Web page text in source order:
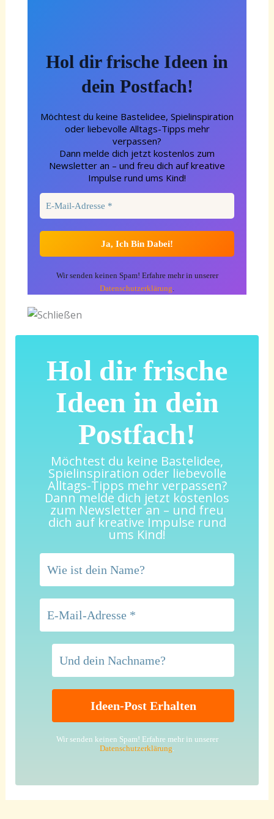
Hol dir frische Ideen in
dein Postfach!
Möchtest du keine Bastelidee, Spielinspiration
oder liebevolle Alltags-Tipps mehr
verpassen?
Dann melde dich jetzt kostenlos zum
Newsletter an – und freu dich auf kreative
Impulse rund ums Kind!
Wir senden keinen Spam! Erfahre mehr in unserer
Datenschutzerklärung.
Hol dir frische
Ideen in dein
Postfach!
Möchtest du keine Bastelidee,
Spielinspiration oder liebevolle
Alltags-Tipps mehr verpassen?
Dann melde dich jetzt kostenlos
zum Newsletter an – und freu
dich auf kreative Impulse rund
ums Kind!
Wir senden keinen Spam! Erfahre mehr in unserer
Datenschutzerklärung.